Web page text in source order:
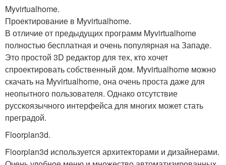
Myvirtualhome.
Проектирование в Myvirtualhome.
В отличие от предыдущих программ Myvirtualhome
полностью бесплатная и очень популярная на Западе.
Это простой 3D редактор для тех, кто хочет
спроектировать собственный дом. Myvirtualhome можно
скачать на Myvirtualhome, она очень проста даже для
неопытного пользователя. Однако отсутствие
русскоязычного интерфейса для многих может стать
преградой.
Floorplan3d.
Floorplan3d используется архитекторами и дизайнерами.